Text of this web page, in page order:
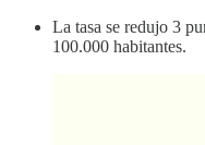
La tasa se redujo 3
100.000 habitantes.